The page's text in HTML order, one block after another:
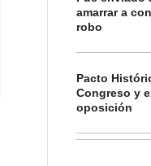
amarrar a
robo
Pacto
Congreso y
oposición